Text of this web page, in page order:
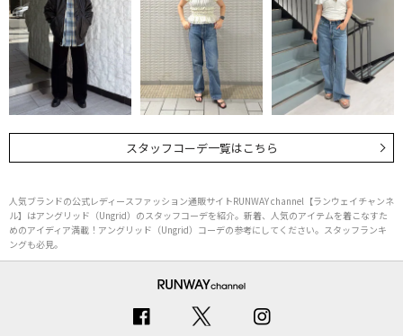
スタッフコーデ一覧はこちら
人気ブランドの公式レディースファッション通販サイトRUNWAY channel【ランウェイチャンネ
ル】はアングリッド（Ungrid）のスタッフコーデを紹介。新着、人気のアイテムを着こなすた
めのアイディア満載！アングリッド（Ungrid）コーデの参考にしてください。スタッフランキ
ングも必見。